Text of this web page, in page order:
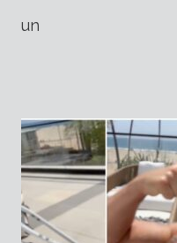
l’article
un